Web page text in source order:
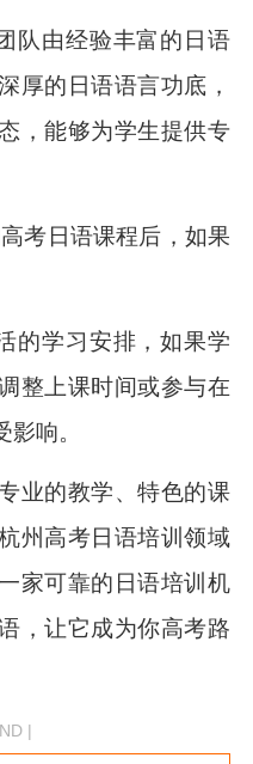
队由经验丰富的日语
厚的日语语言功底，
，能够为学生提供专
考日语课程后，如果
的学习安排，如果学
整上课时间或参与在
响。
业的教学、特色的课
州高考日语培训领域
家可靠的日语培训机
，让它成为你高考路
|